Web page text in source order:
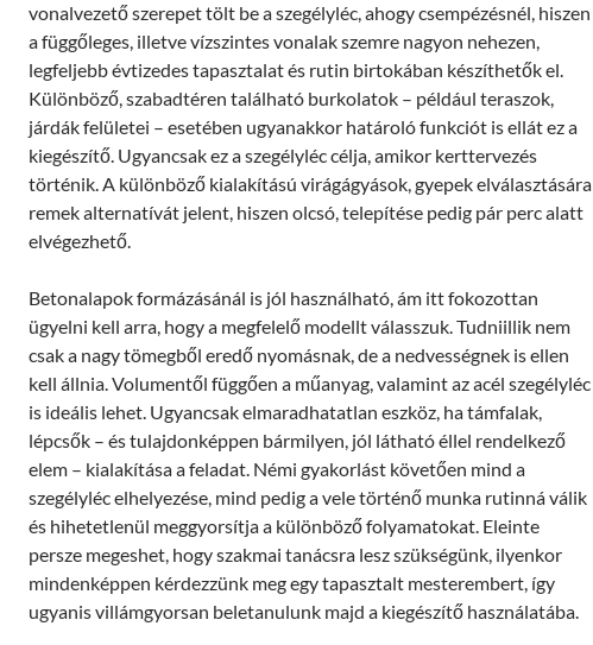
vonalvezető szerepet tölt be a szegélyléc, ahogy csempézésnél, hiszen
a függőleges, illetve vízszintes vonalak szemre nagyon nehezen,
legfeljebb évtizedes tapasztalat és rutin birtokában készíthetők el.
Különböző, szabadtéren található burkolatok – például teraszok,
járdák felületei – esetében ugyanakkor határoló funkciót is ellát ez a
kiegészítő. Ugyancsak ez a szegélyléc célja, amikor kerttervezés
történik. A különböző kialakítású virágágyások, gyepek elválasztására
remek alternatívát jelent, hiszen olcsó, telepítése pedig pár perc alatt
elvégezhető.
Betonalapok formázásánál is jól használható, ám itt fokozottan
ügyelni kell arra, hogy a megfelelő modellt válasszuk. Tudniillik nem
csak a nagy tömegből eredő nyomásnak, de a nedvességnek is ellen
kell állnia. Volumentől függően a műanyag, valamint az acél szegélyléc
is ideális lehet. Ugyancsak elmaradhatatlan eszköz, ha támfalak,
lépcsők – és tulajdonképpen bármilyen, jól látható éllel rendelkező
elem – kialakítása a feladat. Némi gyakorlást követően mind a
szegélyléc elhelyezése, mind pedig a vele történő munka rutinná válik
és hihetetlenül meggyorsítja a különböző folyamatokat. Eleinte
persze megeshet, hogy szakmai tanácsra lesz szükségünk, ilyenkor
mindenképpen kérdezzünk meg egy tapasztalt mesterembert, így
ugyanis villámgyorsan beletanulunk majd a kiegészítő használatába.